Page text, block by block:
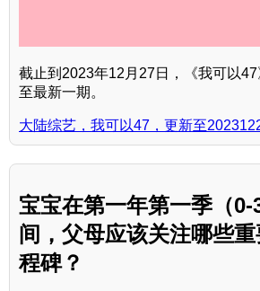
截止到2023年12月27日，《我可以
至最新一期。
大陆综艺，我可以47，更新至
宝宝在第一年第一季（0-
间，父母应该关注哪些
程碑？